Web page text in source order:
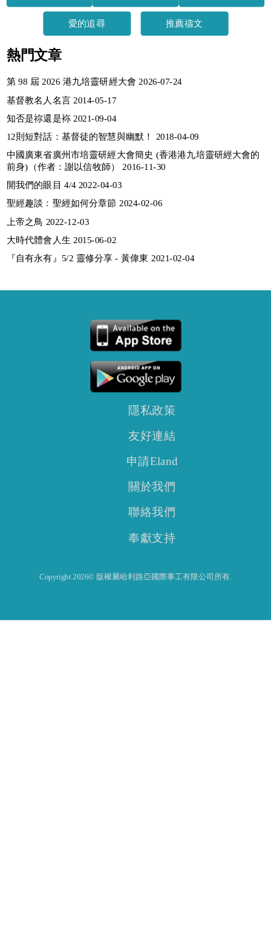
愛的追尋 推薦禱文
熱門文章
第 98 屆 2026 港九培靈研經大會 2026-07-24
基督教名人名言 2014-05-17
知否是祢還是袮 2021-09-04
12則短對話：基督徒的智慧與幽默！ 2018-04-09
中國廣東省廣州市培靈研經大會簡史 (香港港九培靈研經大會的
前身)（作者：謝以信牧師） 2016-11-30
開我們的眼目 4/4 2022-04-03
聖經趣談：聖經如何分章節 2024-02-06
上帝之鳥 2022-12-03
大時代體會人生 2015-06-02
『自有永有』5/2 靈修分享 - 黃偉東 2021-02-04
隱私政策
友好連結
申請Eland
關於我們
聯絡我們
奉獻支持
Copyright 2026© 版權屬哈利路亞國際事工有限公司所有.